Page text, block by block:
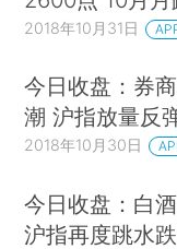
2018年10月31日
今日收盘：券
潮 沪指放量反
2018年10月30日
今日收盘：白
沪指再度跳水